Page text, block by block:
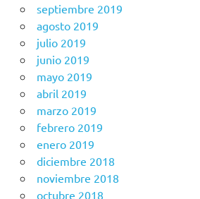
septiembre 2019
agosto 2019
julio 2019
junio 2019
mayo 2019
abril 2019
marzo 2019
febrero 2019
enero 2019
diciembre 2018
noviembre 2018
octubre 2018